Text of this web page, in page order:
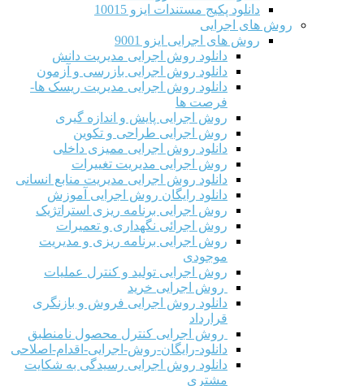
دانلود پکیج مستندات ایزو 10015
روش های اجرایی
روش های اجرایی ایزو 9001
دانلود روش اجرایی مدیریت دانش
دانلود روش اجرایی بازرسی و آزمون
دانلود روش اجرایی مدیریت ریسک ها-
فرصت ها
روش اجرایی پایش و اندازه گیری
روش اجرایی طراحی و تکوین
دانلود روش اجرایی ممیزی داخلی
روش اجرایی مدیریت تغییرات
دانلود روش اجرایی مدیریت منابع انسانی
دانلود رایگان روش اجرایی آموزش
روش اجرایی برنامه ریزی استراتژیک
روش اجرائی نگهداری و تعمیرات
روش اجرایی برنامه ریزی و مدیریت
موجودی
روش اجرایی تولید و کنترل عملیات
روش اجرایی خرید
دانلود روش اجرایی فروش و بازنگری
قرارداد
روش اجرایی کنترل محصول نامنطبق
دانلود-رایگان-روش-اجرایی-اقدام-اصلاحی
دانلود روش اجرایی رسیدگی به شکایت
مشتری